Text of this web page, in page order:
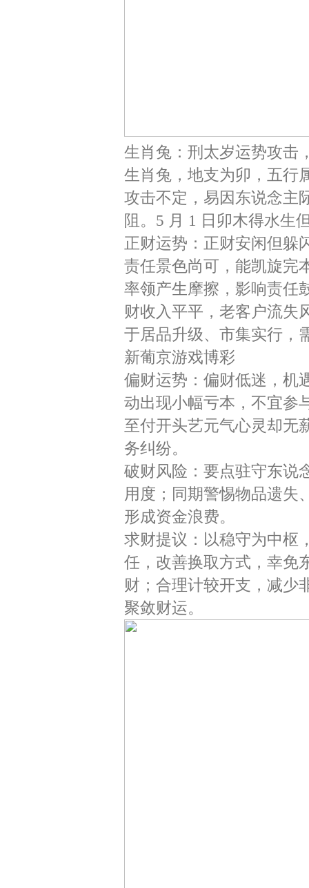
生肖兔：刑太岁运势攻击
生肖兔，地支为卯，五行
攻击不定，易因东说念主
阻。5 月 1 日卯木得水生
正财运势：正财安闲但躲
责任景色尚可，能凯旋完
率领产生摩擦，影响责任
财收入平平，老客户流失
于居品升级、市集实行，
新葡京游戏博彩
偏财运势：偏财低迷，机
动出现小幅亏本，不宜参
至付开头艺元气心灵却无
务纠纷。
破财风险：要点驻守东说
用度；同期警惕物品遗失
形成资金浪费。
求财提议：以稳守为中枢
任，改善换取方式，幸免
财；合理计较开支，减少
聚敛财运。